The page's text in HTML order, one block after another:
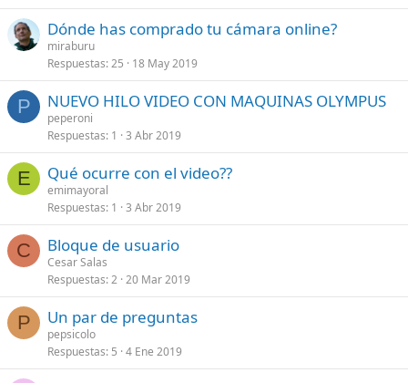
a
Dónde has comprado tu cámara online?
miraburu
Respuestas 25 18 May 2019
P NUEVO HILO VIDEO CON MAQUINAS OLYMPUS
peperoni
Respuestas 1 3 Abr 2019
E Qué ocurre con el video??
emimayoral
Respuestas 1 3 Abr 2019
C Bloque de usuario
Cesar Salas
Respuestas 2 20 Mar 2019
P Un par de preguntas
pepsicolo
Respuestas 5 4 Ene 2019